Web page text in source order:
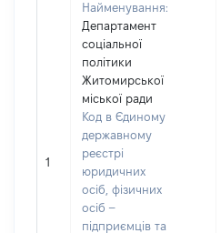
1
Найменування:
Департамент
соціальної
політики
Житомирської
міської ради
Код в Єдиному
державному
реєстрі
юридичних
осіб, фізичних
осіб –
підприємців та